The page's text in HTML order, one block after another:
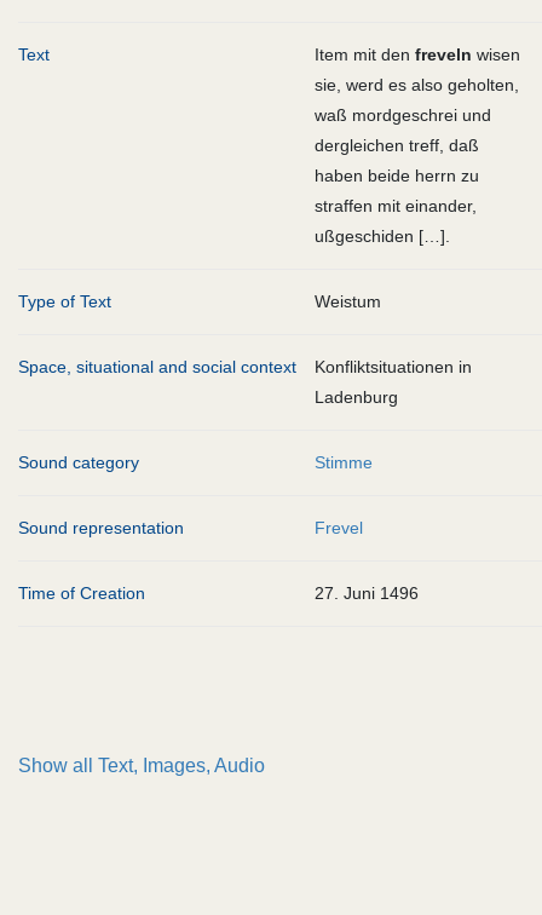
Text Item mit den freveln wisen
sie, werd es also geholten,
waß mordgeschrei und
dergleichen treff, daß
haben beide herrn zu
straffen mit einander,
ußgeschiden […].
Type of Text Weistum
Space, situational and social context
Konfliktsituationen in
Ladenburg
Sound category Stimme
Sound representation Frevel
Time of Creation 27. Juni 1496
Show all Text, Images, Audio